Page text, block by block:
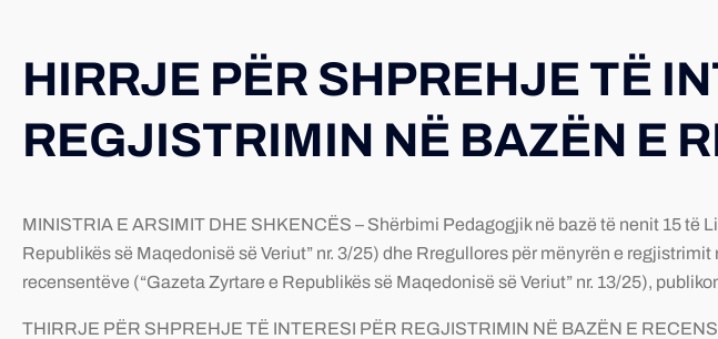
HIRRJE PËR SHPREHJE TË
REGJISTRIMIN NË BAZËN E
MINISTRIA E ARSIMIT DHE SHKENCËS – Shërbimi Pedagogjik në bazë të nenit 15 të
Republikës së Maqedonisë së Veriut” nr. 3/25) dhe Rregullores për mënyrën e
recensentëve (“Gazeta Zyrtare e Republikës së Maqedonisë së Veriut” nr. 13/25),
THIRRJE PËR SHPREHJE TË INTERESI PËR REGJISTRIMIN NË BAZËN E